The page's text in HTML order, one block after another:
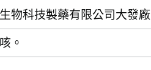
物科技製藥有限公司大發廠
。